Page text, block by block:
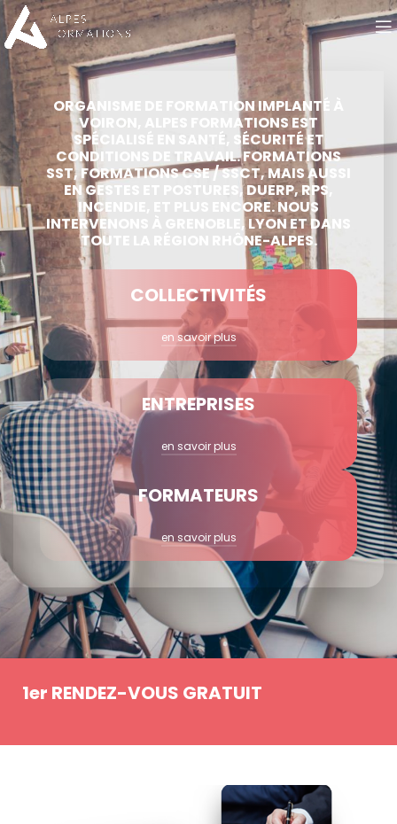
ORGANISME DE FORMATION IMPLANTÉ À
VOIRON, ALPES FORMATIONS EST
SPÉCIALISÉ EN SANTÉ, SÉCURITÉ ET
CONDITIONS DE TRAVAIL. FORMATIONS
SST, FORMATIONS CSE / SSCT, MAIS AUSSI
EN GESTES ET POSTURES, DUERP, RPS,
INCENDIE, ET PLUS ENCORE. NOUS
INTERVENONS À GRENOBLE, LYON ET DANS
TOUTE LA RÉGION RHÔNE-ALPES.
COLLECTIVITÉS
en savoir plus
ENTREPRISES
en savoir plus
FORMATEURS
en savoir plus
1er RENDEZ-VOUS GRATUIT